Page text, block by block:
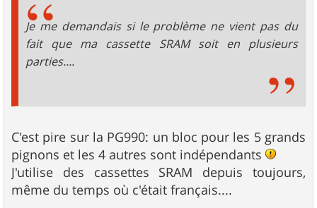
Je me demandais si le problème ne vient pas du
fait que ma cassette SRAM soit en plusieurs
parties....
C'est pire sur la PG990: un bloc pour les 5 grands
pignons et les 4 autres sont indépendants
J'utilise des cassettes SRAM depuis toujours,
même du temps où c'était français....